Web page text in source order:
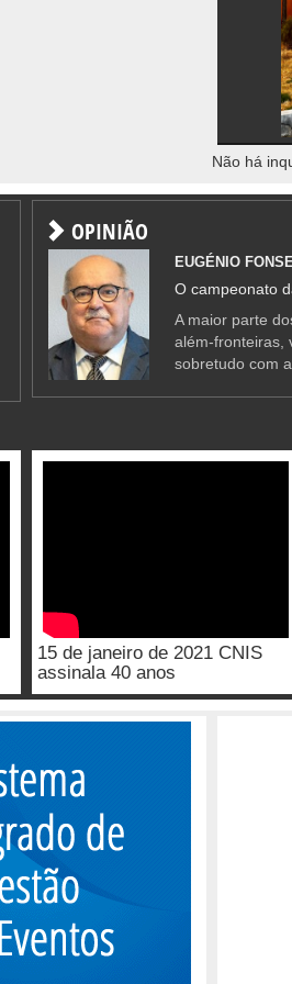
Não há
OPINIÃO
EUGÉNIO
O campeonato
A maior parte
além-fronteiras,
sobretudo com
15 de janeiro de 2021 CNIS
assinala 40 anos